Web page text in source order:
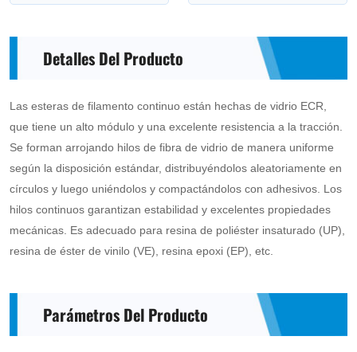
excellent
mechanical
properties.
is
suitable
for
unsaturated
polyester
resin
vinyl
ester
Detalles Del Producto
Las esteras de filamento continuo están hechas de vidrio ECR,
que tiene un alto módulo y una excelente resistencia a la tracción.
Se forman arrojando hilos de fibra de vidrio de manera uniforme
según la disposición estándar, distribuyéndolos aleatoriamente en
círculos y luego uniéndolos y compactándolos con adhesivos. Los
hilos continuos garantizan estabilidad y excelentes propiedades
mecánicas. Es adecuado para resina de poliéster insaturado (UP),
resina de éster de vinilo (VE), resina epoxi (EP), etc.
Parámetros Del Producto